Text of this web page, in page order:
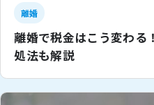
離婚
離婚で税金はこう変わる
処法も解説